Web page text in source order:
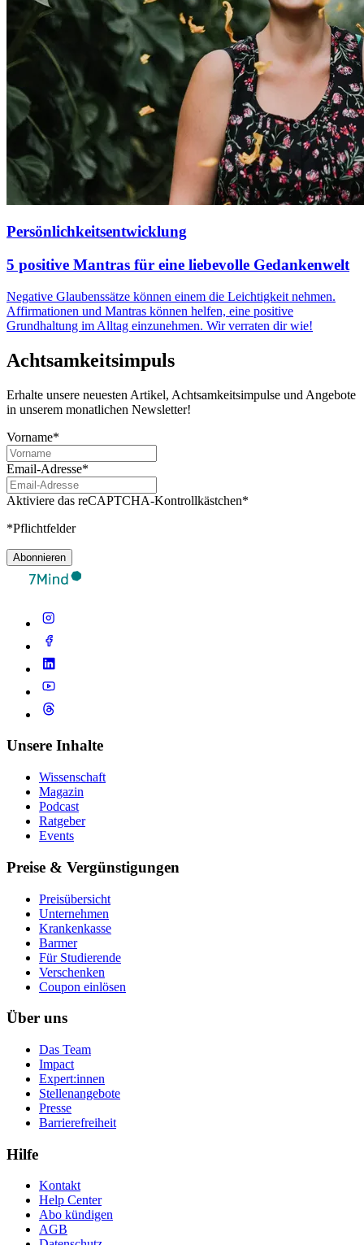
Persönlichkeitsentwicklung
5 positive Mantras für eine liebevolle Gedankenwelt
Negative Glaubenssätze können einem die Leichtigkeit nehmen.
Affirmationen und Mantras können helfen, eine positive
Grundhaltung im Alltag einzunehmen. Wir verraten dir wie!
Achtsamkeitsimpuls
Erhalte unsere neuesten Artikel, Achtsamkeitsimpulse und Angebote
in unserem monatlichen Newsletter!
Vorname*
Email-Adresse*
Aktiviere das reCAPTCHA-Kontrollkästchen*
*Pflichtfelder
Abonnieren
Unsere Inhalte
Wissenschaft
Magazin
Podcast
Ratgeber
Events
Preise & Vergünstigungen
Preisübersicht
Unternehmen
Krankenkasse
Barmer
Für Studierende
Ver­schen­ken
Coupon einlösen
Über uns
Das Team
Impact
Expert:innen
Stellenangebote
Presse
Barrierefreiheit
Hilfe
Kontakt
Help Center
Abo kündigen
AGB